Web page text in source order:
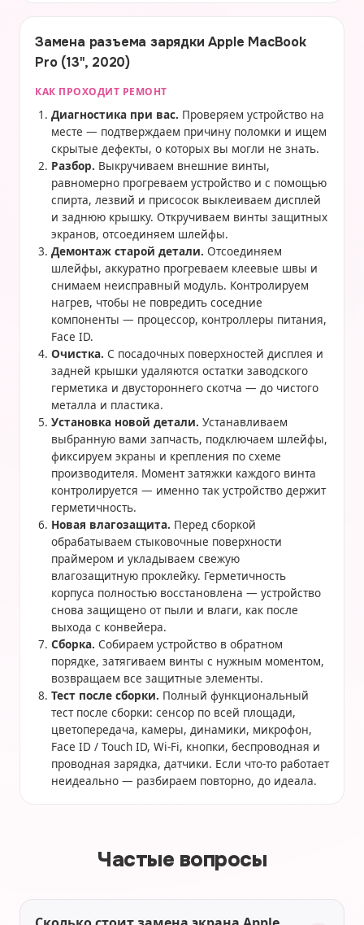
Замена разъема зарядки Apple MacBook
Pro (13", 2020)
КАК ПРОХОДИТ РЕМОНТ
Диагностика при вас. Проверяем устройство на
месте — подтверждаем причину поломки и ищем
скрытые дефекты, о которых вы могли не знать.
Разбор. Выкручиваем внешние винты,
равномерно прогреваем устройство и с помощью
спирта, лезвий и присосок выклеиваем дисплей
и заднюю крышку. Откручиваем винты защитных
экранов, отсоединяем шлейфы.
Демонтаж старой детали. Отсоединяем
шлейфы, аккуратно прогреваем клеевые швы и
снимаем неисправный модуль. Контролируем
нагрев, чтобы не повредить соседние
компоненты — процессор, контроллеры питания,
Face ID.
Очистка. С посадочных поверхностей дисплея и
задней крышки удаляются остатки заводского
герметика и двустороннего скотча — до чистого
металла и пластика.
Установка новой детали. Устанавливаем
выбранную вами запчасть, подключаем шлейфы,
фиксируем экраны и крепления по схеме
производителя. Момент затяжки каждого винта
контролируется — именно так устройство держит
герметичность.
Новая влагозащита. Перед сборкой
обрабатываем стыковочные поверхности
праймером и укладываем свежую
влагозащитную проклейку. Герметичность
корпуса полностью восстановлена — устройство
снова защищено от пыли и влаги, как после
выхода с конвейера.
Сборка. Собираем устройство в обратном
порядке, затягиваем винты с нужным моментом,
возвращаем все защитные элементы.
Тест после сборки. Полный функциональный
тест после сборки: сенсор по всей площади,
цветопередача, камеры, динамики, микрофон,
Face ID / Touch ID, Wi-Fi, кнопки, беспроводная и
проводная зарядка, датчики. Если что-то работает
неидеально — разбираем повторно, до идеала.
Частые вопросы